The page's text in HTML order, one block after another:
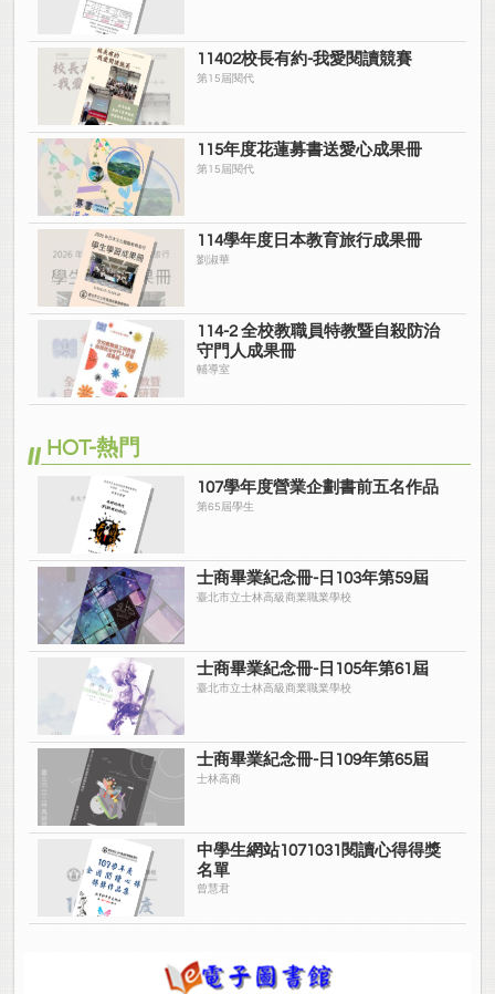
11402校長有約-我愛閱讀競賽
第15屆閱代
115年度花蓮募書送愛心成果冊
第15屆閱代
114學年度日本教育旅行成果冊
劉淑華
114-2 全校教職員特教暨自殺防治
守門人成果冊
輔導室
HOT-熱門
107學年度營業企劃書前五名作品
第65屆學生
士商畢業紀念冊-日103年第59屆
臺北市立士林高級商業職業學校
士商畢業紀念冊-日105年第61屆
臺北市立士林高級商業職業學校
士商畢業紀念冊-日109年第65屆
士林高商
中學生網站1071031閱讀心得得獎
名單
曾慧君